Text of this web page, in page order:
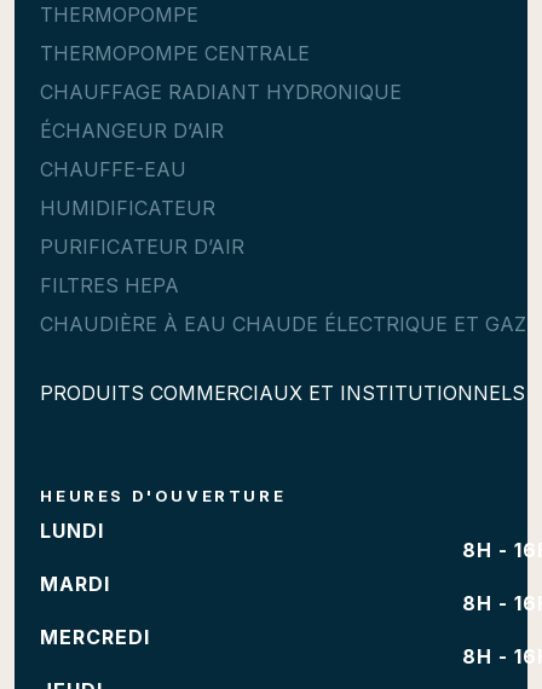
THERMOPOMPE
THERMOPOMPE CENTRALE
CHAUFFAGE RADIANT HYDRONIQUE
ÉCHANGEUR D’AIR
CHAUFFE-EAU
HUMIDIFICATEUR
PURIFICATEUR D’AIR
FILTRES HEPA
CHAUDIÈRE À EAU CHAUDE ÉLECTRIQUE ET GAZ
PRODUITS COMMERCIAUX ET INSTITUTIONNELS
HEURES D'OUVERTURE
LUNDI
8H -
MARDI
8H -
MERCREDI
8H -